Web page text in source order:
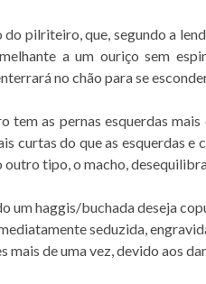
pilriteiro, que, segundo a
a um ouriço sem
no chão para se
tem as pernas esquerdas
curtas do que as esquerdas
tipo, o macho,
um haggis/buchada deseja
seduzida,
de uma vez, devido aos